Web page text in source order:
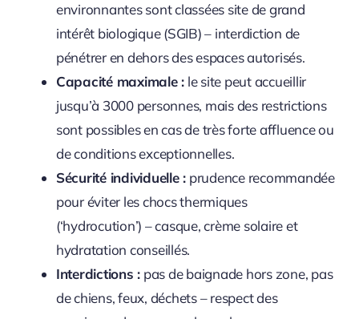
environnantes sont classées site de grand
intérêt biologique (SGIB) – interdiction de
pénétrer en dehors des espaces autorisés.
Capacité maximale : le site peut accueillir
jusqu’à 3000 personnes, mais des restrictions
sont possibles en cas de très forte affluence ou
de conditions exceptionnelles.
Sécurité individuelle : prudence recommandée
pour éviter les chocs thermiques
(‘hydrocution’) – casque, crème solaire et
hydratation conseillés.
Interdictions : pas de baignade hors zone, pas
de chiens, feux, déchets – respect des